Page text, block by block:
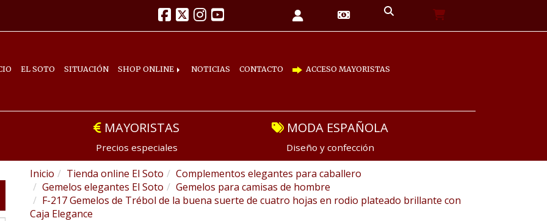
EL SOTO SITUACIÓN SHOP ONLINE NOTICIAS CONTACTO ACCESO MAYORISTAS
MAYORISTAS
Precios especiales
MODA ESPAÑOLA
Diseño y confección
Inicio Tienda online El Soto
Complementos elegantes para caballero
Gemelos elegantes El Soto
Gemelos para camisas de hombre
F-217 Gemelos de Trébol de la buena suerte de cuatro hojas en rodio plateado brillante con
Caja Elegance